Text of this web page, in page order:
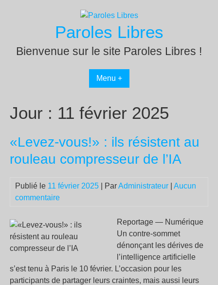
Paroles Libres
Bienvenue sur le site Paroles Libres !
Menu +
Jour : 11 février 2025
«Levez-vous!» : ils résistent au
rouleau compresseur de l’IA
Publié le 11 février 2025 | ParAdministrateur
Aucun
commentaire
Reportage — Numérique
Un contre-sommet
dénonçant les dérives de
l’intelligence artificielle
s’est tenu à Paris le 10 février. L’occasion pour les
participants de partager leurs craintes, mais aussi leurs